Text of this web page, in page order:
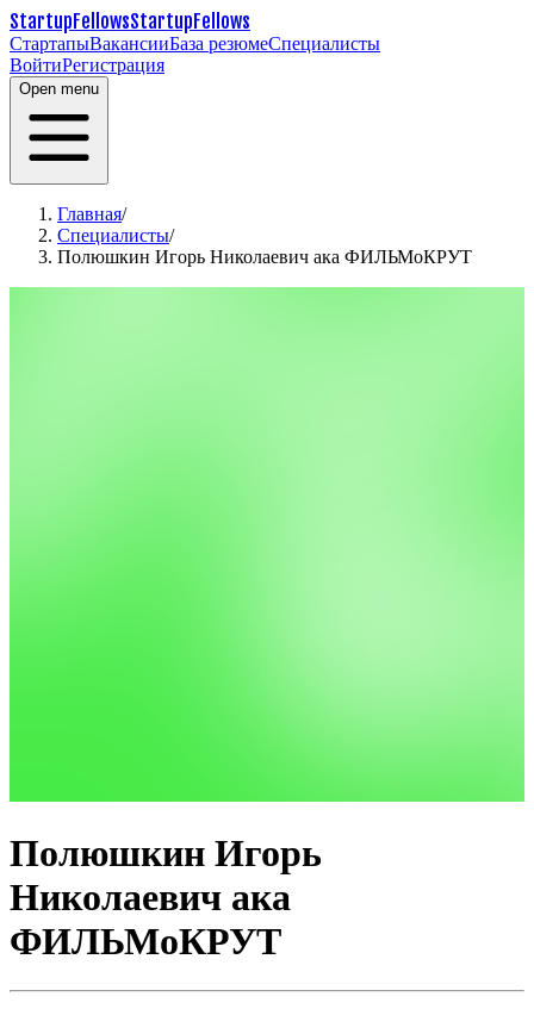
StartupFellowsStartupFellows
СтартапыВакансииБаза резюмеСпециалисты
ВойтиРегистрация
Open menu
Главная/
Специалисты/
Полюшкин Игорь Николаевич ака ФИЛЬМоКРУТ
Полюшкин Игорь
Николаевич ака
ФИЛЬМоКРУТ